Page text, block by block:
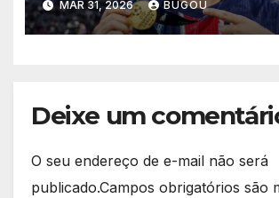
MAR 31, 2026 BUGOU
Deixe um
O seu endereço de e-mail não será
publicado.Campos obrigatórios são